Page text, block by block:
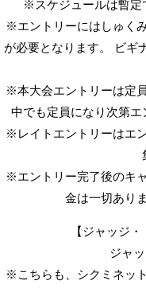
※スケジュールは暫定
※エントリーにはしゅく
が必要となります。 ビギ
※本大会エントリーは定
中でも定員になり次第エ
※レイトエントリーはエ
※エントリー完了後のキ
金は一切あり
【ジャッジ
ジャ
※こちらも、シクミネッ